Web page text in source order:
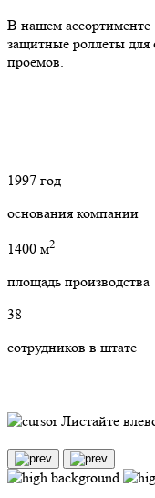
В нашем
защитные роллеты для
проемов.
1997 год
основания компании
1400 м2
площадь производства
38
сотрудников в штате
Листайте